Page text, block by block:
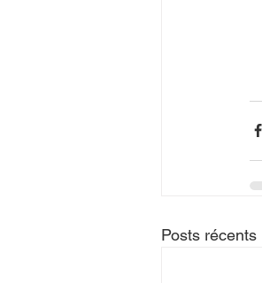
Posts récents